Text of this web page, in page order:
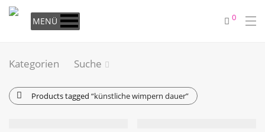
MENÜ 0
Kategorien Suche
Products tagged “künstliche wimpern dauer”